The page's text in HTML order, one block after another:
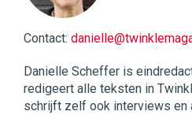
Contact:
Danielle Scheffer is
redigeert alle teksten in
schrijft zelf ook interviews en